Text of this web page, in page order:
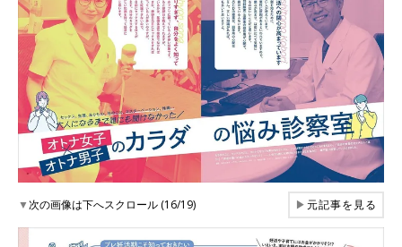
▼次の画像は下へスクロール (16/19) ▶元記事を見る